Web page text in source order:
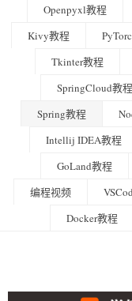
Openpyxl教程
Kivy教程
Tkinter教程
SpringCloud教程
Spring教程
Intellij IDEA教程
GoLand教程
编程视频
Docker教程